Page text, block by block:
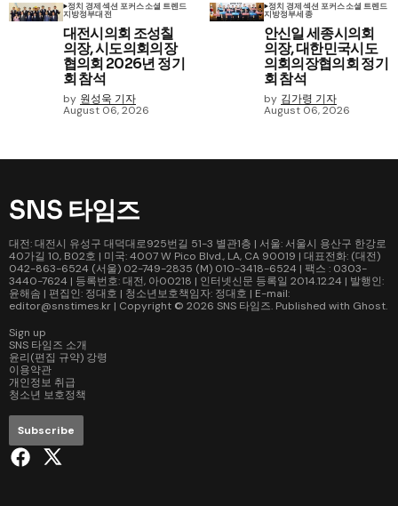
정치 경제 섹션 포커스소셜 트렌드
지방정부대전
대전시의회 조성칠
의장, 시도의회의장
협의회 2026년 정기
회 참석
by 원성욱 기자
August 06, 2026
정치 경제 섹션 포커스소셜 트렌드
지방정부세종
안신일 세종시의회
의장, 대한민국시도
의회의장협의회 정기
회 참석
by 김가령 기자
August 06, 2026
SNS 타임즈
대전: 대전시 유성구 대덕대로925번길 51-3 별관1층 | 서울: 서울시 용산구 한강로
40가길 10, B02호 | 미국: 4007 W Pico Blvd., LA, CA 90019 | 대표전화: (대전)
042-863-6524 (서울) 02-749-2835 (M) 010-3418-6524 | 팩스 : 0303-
3440-7624 | 등록번호: 대전, 아00218 | 인터넷신문 등록일 2014.12.24 | 발행인:
윤해솜 | 편집인: 정대호 | 청소년보호책임자: 정대호 | E-mail:
editor@snstimes.kr | Copyright © 2026 SNS 타임즈. Published with Ghost.
Sign up
SNS 타임즈 소개
윤리(편집 규약) 강령
이용약관
개인정보 취급
청소년 보호정책
Subscribe